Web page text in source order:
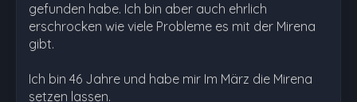
gefunden habe. Ich bin aber auch ehrlich
erschrocken wie viele Probleme es mit der Mirena
gibt.
Ich bin 46 Jahre und habe mir Im März die Mirena
setzen lassen.